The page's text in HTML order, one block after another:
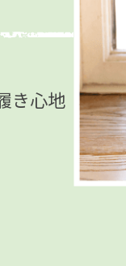
き心地